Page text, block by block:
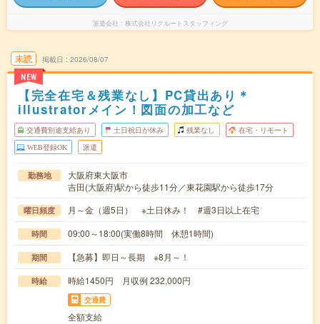
派遣会社 株式会社リクルートスタッフィング
未読
NEW
掲載日 2026/08/07
【完全在宅＆残業なし】PC貸出あり＊
illustratorメイン！図面の加工など
交通費別途支給あり 土日祝日が休み 残業なし 在宅・リモート
WEB登録OK 派遣
勤務地
大阪府東大阪市
吉田(大阪府)駅から徒歩11分／東花園駅から徒歩17分
曜日頻度 月～金（週5日） ※土日休み！ #週3日以上在宅
時間 09:00～18:00(実働8時間 休憩1時間)
期間 【急募】即日～長期 ※8月～！
時給 時給1450円 月収例 232,000円
交通費
全額支給